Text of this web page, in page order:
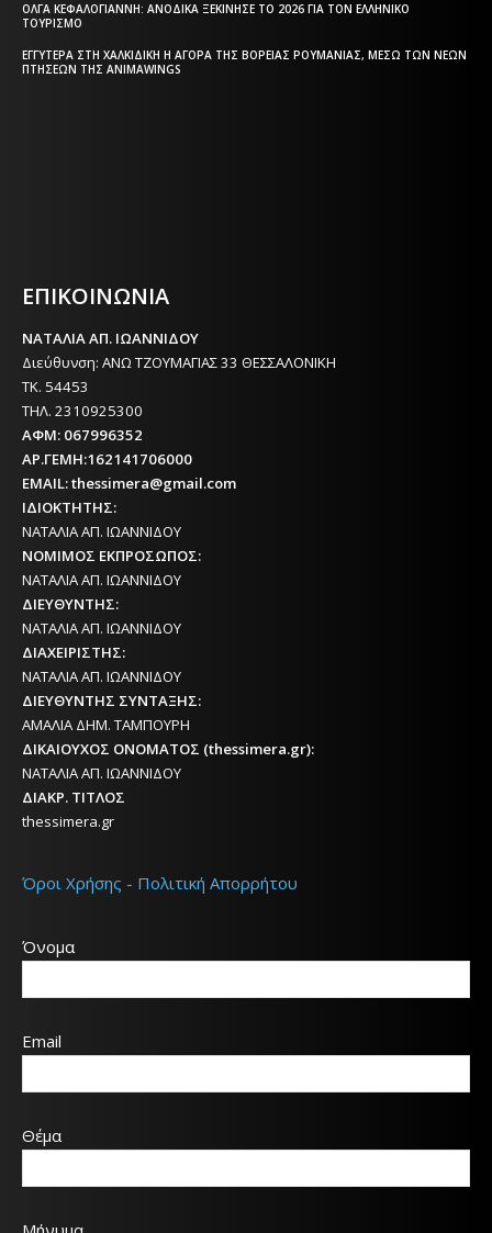
ΌΛΓΑ ΚΕΦΑΛΟΓΙΆΝΝΗ: ΑΝΟΔΙΚΆ ΞΕΚΊΝΗΣΕ ΤΟ 2026 ΓΙΑ ΤΟΝ ΕΛΛΗΝΙΚΌ
ΤΟΥΡΙΣΜΌ
ΕΓΓΎΤΕΡΑ ΣΤΗ ΧΑΛΚΙΔΙΚΉ Η ΑΓΟΡΆ ΤΗΣ ΒΌΡΕΙΑΣ ΡΟΥΜΑΝΊΑΣ, ΜΈΣΩ ΤΩΝ ΝΈΩΝ
ΠΤΉΣΕΩΝ ΤΗΣ ANIMAWINGS
ΕΠΙΚΟΙΝΩΝΙΑ
ΝΑΤΑΛΙΑ ΑΠ. ΙΩΑΝΝΙΔΟΥ
Διεύθυνση: ΑΝΩ ΤΖΟΥΜΑΓΙΑΣ 33 ΘΕΣΣΑΛΟΝΙΚΗ
ΤΚ. 54453
ΤΗΛ. 2310925300
ΑΦΜ: 067996352
ΑΡ.ΓΕΜΗ:162141706000
EMAIL: thessimera@gmail.com
ΙΔΙΟΚΤΗΤΗΣ:
ΝΑΤΑΛΙΑ ΑΠ. ΙΩΑΝΝΙΔΟΥ
ΝΟΜΙΜΟΣ ΕΚΠΡΟΣΩΠΟΣ:
ΝΑΤΑΛΙΑ ΑΠ. ΙΩΑΝΝΙΔΟΥ
ΔΙΕΥΘΥΝΤΗΣ:
ΝΑΤΑΛΙΑ ΑΠ. ΙΩΑΝΝΙΔΟΥ
ΔΙΑΧΕΙΡΙΣΤΗΣ:
ΝΑΤΑΛΙΑ ΑΠ. ΙΩΑΝΝΙΔΟΥ
ΔΙΕΥΘΥΝΤΗΣ ΣΥΝΤΑΞΗΣ:
ΑΜΑΛΙΑ ΔΗΜ. ΤΑΜΠΟΥΡΗ
ΔΙΚΑΙΟΥΧΟΣ ΟΝΟΜΑΤΟΣ (thessimera.gr):
ΝΑΤΑΛΙΑ ΑΠ. ΙΩΑΝΝΙΔΟΥ
ΔΙΑΚΡ. ΤΙΤΛΟΣ
thessimera.gr
Όροι Χρήσης - Πολιτική Απορρήτου
Όνομα
Email
Θέμα